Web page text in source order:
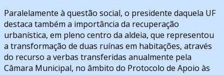
Paralelamente à questão social, o presidente daquela UF
destaca também a importância da recuperação
urbanística, em pleno centro da aldeia, que representou
a transformação de duas ruínas em habitações, através
do recurso a verbas transferidas anualmente pela
Câmara Municipal, no âmbito do Protocolo de Apoio às